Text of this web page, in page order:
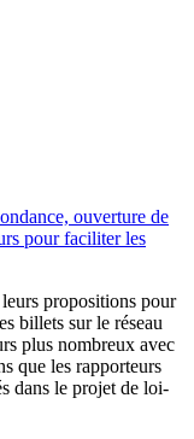
ouverture de
pour faciliter les
propositions pour
billets sur le réseau
plus nombreux avec
que les rapporteurs
dans le projet de loi-